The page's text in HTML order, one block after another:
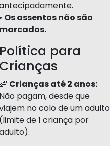
Os assentos não são
para
Crianças até 2 anos:
pagam, desde que
no colo de um adulto
de 1 criança por